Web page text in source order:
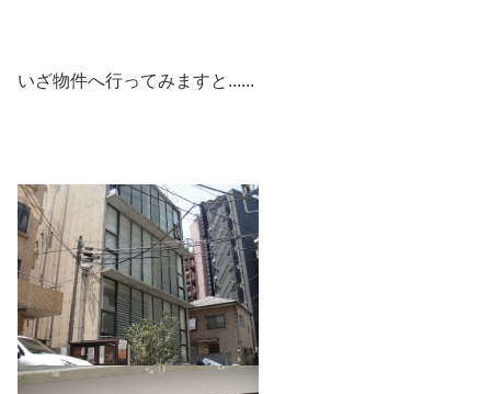
いざ物件へ行ってみますと......